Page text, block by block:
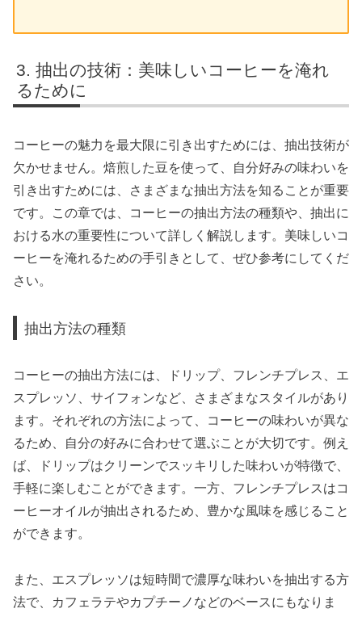
抽出の技術：美味しいコーヒーを淹れ
るために
コーヒーの魅力を最大限に引き出すためには、抽出技術が
欠かせません。焙煎した豆を使って、自分好みの味わいを
引き出すためには、さまざまな抽出方法を知ることが重要
です。この章では、コーヒーの抽出方法の種類や、抽出に
おける水の重要性について詳しく解説します。美味しいコ
ーヒーを淹れるための手引きとして、ぜひ参考にしてくだ
さい。
抽出方法の種類
コーヒーの抽出方法には、ドリップ、フレンチプレス、エ
スプレッソ、サイフォンなど、さまざまなスタイルがあり
ます。それぞれの方法によって、コーヒーの味わいが異な
るため、自分の好みに合わせて選ぶことが大切です。例え
ば、ドリップはクリーンでスッキリした味わいが特徴で、
手軽に楽しむことができます。一方、フレンチプレスはコ
ーヒーオイルが抽出されるため、豊かな風味を感じること
ができます。
また、エスプレッソは短時間で濃厚な味わいを抽出する方
法で、カフェラテやカプチーノなどのベースにもなりま